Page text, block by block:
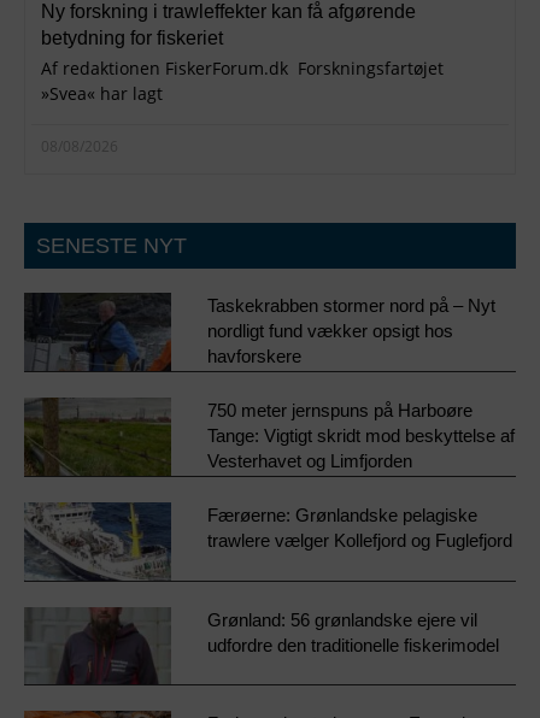
Ny forskning i trawleffekter kan få afgørende
betydning for fiskeriet
Af redaktionen FiskerForum.dk Forskningsfartøjet
»Svea« har lagt
08/08/2026
SENESTE NYT
Taskekrabben stormer nord på – Nyt
nordligt fund vækker opsigt hos
havforskere
750 meter jernspuns på Harboøre
Tange: Vigtigt skridt mod beskyttelse af
Vesterhavet og Limfjorden
Færøerne: Grønlandske pelagiske
trawlere vælger Kollefjord og Fuglefjord
Grønland: 56 grønlandske ejere vil
udfordre den traditionelle fiskerimodel